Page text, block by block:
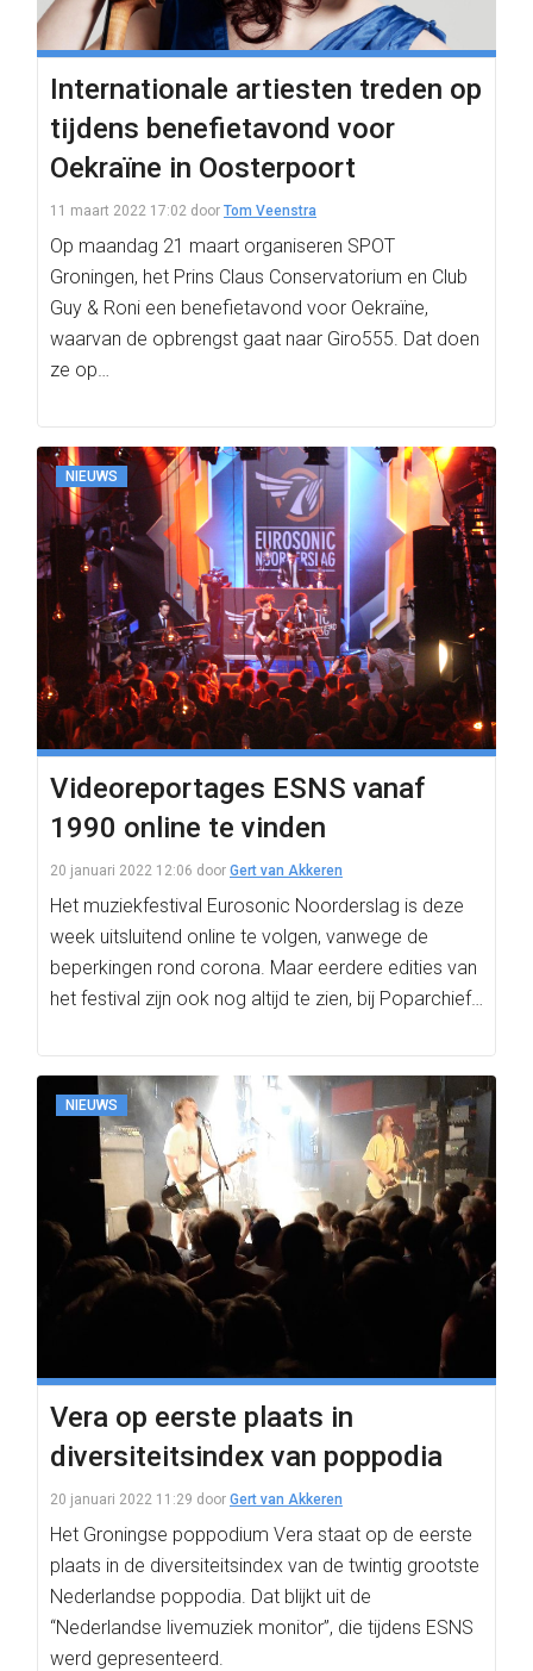
Internationale artiesten treden op
tijdens benefietavond voor
Oekraïne in Oosterpoort
11 maart 2022 17:02 door Tom Veenstra
Op maandag 21 maart organiseren SPOT
Groningen, het Prins Claus Conservatorium en Club
Guy & Roni een benefietavond voor Oekraïne,
waarvan de opbrengst gaat naar Giro555. Dat doen
ze op…
NIEUWS
Videoreportages ESNS vanaf
1990 online te vinden
20 januari 2022 12:06 door Gert van Akkeren
Het muziekfestival Eurosonic Noorderslag is deze
week uitsluitend online te volgen, vanwege de
beperkingen rond corona. Maar eerdere edities van
het festival zijn ook nog altijd te zien, bij Poparchief…
NIEUWS
Vera op eerste plaats in
diversiteitsindex van poppodia
20 januari 2022 11:29 door Gert van Akkeren
Het Groningse poppodium Vera staat op de eerste
plaats in de diversiteitsindex van de twintig grootste
Nederlandse poppodia. Dat blijkt uit de
“Nederlandse livemuziek monitor”, die tijdens ESNS
werd gepresenteerd.